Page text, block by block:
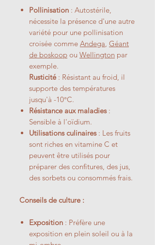
Pollinisation : Autostérile,
nécessite la présence d'une autre
variété pour une pollinisation
croisée comme Andega, Géant
de boskoop ou Wellington par
exemple.
Rusticité : Résistant au froid, il
supporte des températures
jusqu'à -10°C.
Résistance aux maladies:
Sensible à l'oïdium.
Utilisations culinaires: Les fruits
sont riches en vitamine C et
peuvent être utilisés pour
préparer des confitures, des jus,
des sorbets ou consommés frais.
Conseils de culture :
Exposition : Préfère une
exposition en plein soleil ou à la